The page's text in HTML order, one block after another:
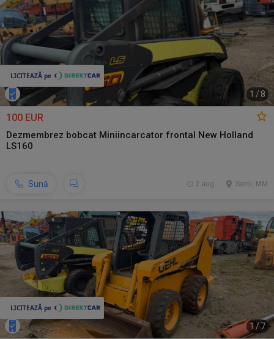
1 / 8
100 EUR
Dezmembrez bobcat Miniincarcator frontal New Holland
LS160
Sună Seini, MM
2 aug.
1/7